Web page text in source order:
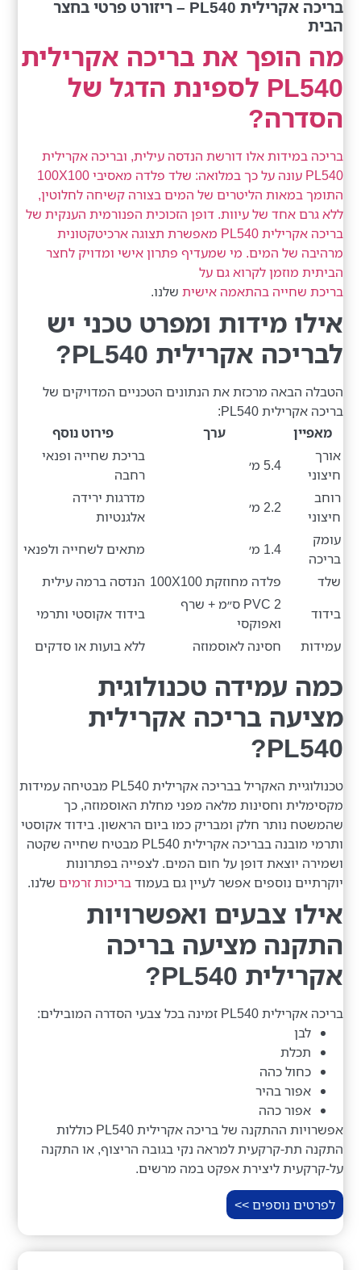
בריכה אקרילית PL540 – ריזורט פרטי בחצר
הבית
מה הופך את בריכה אקרילית
PL540 לספינת הדגל של
הסדרה?
בריכה במידות אלו דורשת הנדסה עילית, ובריכה אקרילית
PL540 עונה על כך במלואה: שלד פלדה מאסיבי 100X100
התומך במאות הליטרים של המים בצורה קשיחה לחלוטין,
ללא גרם אחד של עיוות. דופן הזכוכית הפנורמית הענקית של
בריכה אקרילית PL540 מאפשרת תצוגה ארכיטקטונית
מרהיבה של המים. מי שמעדיף פתרון אישי ומדויק לחצר
הביתית מוזמן לקרוא גם על
בריכת שחייה בהתאמה אישית שלנו.
אילו מידות ומפרט טכני יש
לבריכה אקרילית PL540?
הטבלה הבאה מרכזת את הנתונים הטכניים המדויקים של
בריכה אקרילית PL540:
מאפיין
ערך
פירוט נוסף
אורך
חיצוני
5.4 מ׳
בריכת שחייה ופנאי
רחבה
רוחב
חיצוני
2.2 מ׳
מדרגות ירידה
אלגנטיות
עומק
בריכה
1.4 מ׳
מתאים לשחייה ולפנאי
שלד
פלדה מחוזקת 100X100
הנדסה ברמה עילית
בידוד
PVC 2 ס״מ + שרף
ואפוקסי
בידוד אקוסטי ותרמי
עמידות
חסינה לאוסמוזה ללא בועות או סדקים
כמה עמידה טכנולוגית
מציעה בריכה אקרילית
PL540?
טכנולוגיית האקריל בבריכה אקרילית PL540 מבטיחה עמידות
מקסימלית וחסינות מלאה מפני מחלת האוסמוזה, כך
שהמשטח נותר חלק ומבריק כמו ביום הראשון. בידוד אקוסטי
ותרמי מובנה בבריכה אקרילית PL540 מבטיח שחייה שקטה
ושמירה יוצאת דופן על חום המים. לצפייה בפתרונות
יוקרתיים נוספים אפשר לעיין גם בעמודבריכות זרמים שלנו.
אילו צבעים ואפשרויות
התקנה מציעה בריכה
אקרילית PL540?
בריכה אקרילית PL540 זמינה בכל צבעי הסדרה המובילים:
לבן
תכלת
כחול כהה
אפור בהיר
אפור כהה
אפשרויות ההתקנה של בריכה אקרילית PL540 כוללות
התקנה תת-קרקעית למראה נקי בגובה הריצוף, או התקנה
על-קרקעית ליצירת אפקט במה מרשים.
לפרטים נוספים >>